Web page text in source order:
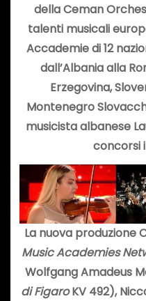
della Ceman
talenti musicali
Accademie di 12
dall’Albania alla
Erzegovina,
Montenegro
musicista albanese
concorsi
La nuova produzione
Music Academies
Wolfgang Amadeus
di FigaroKV 492),